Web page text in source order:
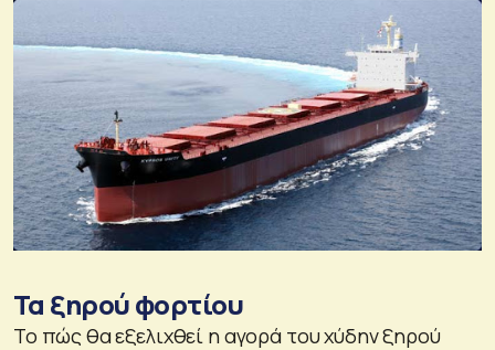
Τα ξηρού φορτίου
Το πώς θα εξελιχθεί η αγορά του χύδην ξηρού